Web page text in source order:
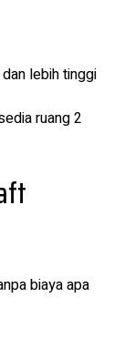
lebih tinggi
ruang 2
biaya apa